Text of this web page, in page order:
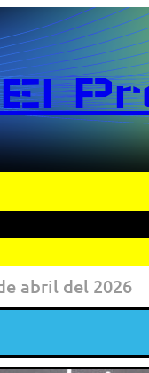
abril del 2026